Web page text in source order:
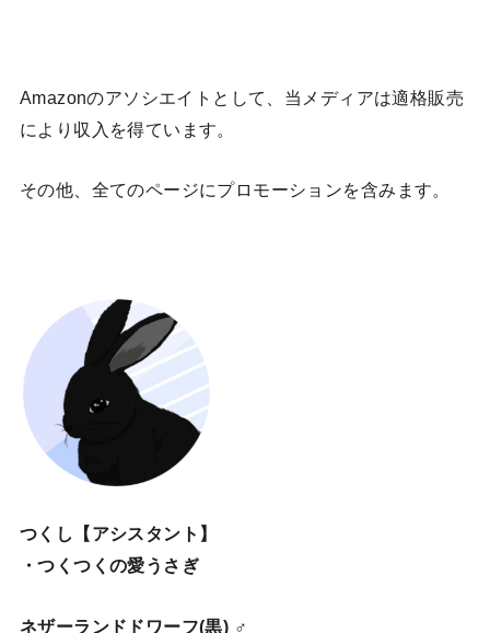
Amazonのアソシエイトとして、当メディアは適格販売
により収入を得ています。
その他、全てのページにプロモーションを含みます。
つくし【アシスタント】
・つくつくの愛うさぎ
ネザーランドドワーフ(黒) ♂